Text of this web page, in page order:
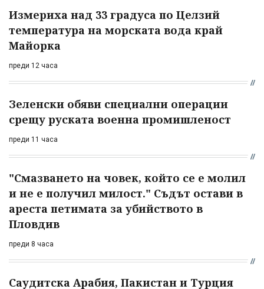
Измериха над 33 градуса по Целзий
температура на морската вода край
Майорка
преди 12 часа
Зеленски обяви специални операции
срещу руската военна промишленост
преди 11 часа
"Смазването на човек, който се е молил
и не е получил милост." Съдът остави в
ареста петимата за убийството в
Пловдив
преди 8 часа
Саудитска Арабия, Пакистан и Турция